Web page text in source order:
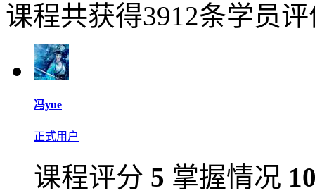
课程共获得3912条学员
冯yue
正式用户
课程评分 5 掌握情况